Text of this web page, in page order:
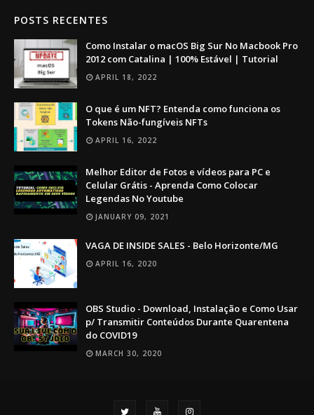
POSTS RECENTES
Como Instalar o macOS Big Sur No Macbook Pro
2012 com Catalina | 100% Estável | Tutorial
APRIL 18, 2022
O que é um NFT? Entenda como funciona os
Tokens Não-fungíveis NFTs
APRIL 16, 2022
Melhor Editor de Fotos e vídeos para PC e
Celular Grátis - Aprenda Como Colocar
Legendas No Youtube
JANUARY 09, 2021
VAGA DE INSIDE SALES - Belo Horizonte/MG
APRIL 16, 2020
OBS Studio - Download, Instalação e Como Usar
p/ Transmitir Conteúdos Durante Quarentena
do COVID19
MARCH 30, 2020